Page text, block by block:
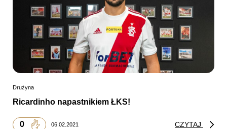
Drużyna
Ricardinho napastnikiem ŁKS!
0 06.02.2021 CZYTAJ